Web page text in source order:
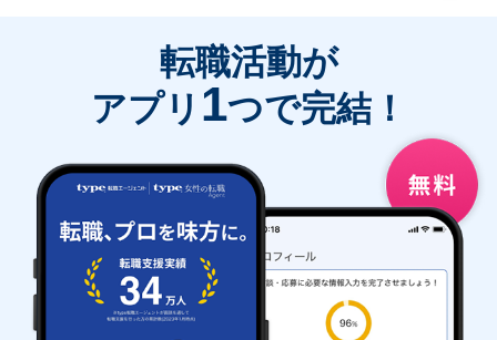
転職活動が
アプリ 1つで完結！